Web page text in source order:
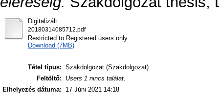
Digitalizált
20180314085712.pdf
Restricted to Registered users only
Download (7MB)
Tétel típus: Szakdolgozat (Szakdolgozat)
Feltöltő:
Users 1 nincs találat.
Elhelyezés dátuma:
17 Júni 2021 14:18